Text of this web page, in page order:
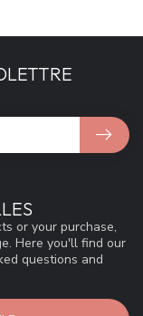
or your purchase,
Here you'll find our
questions and